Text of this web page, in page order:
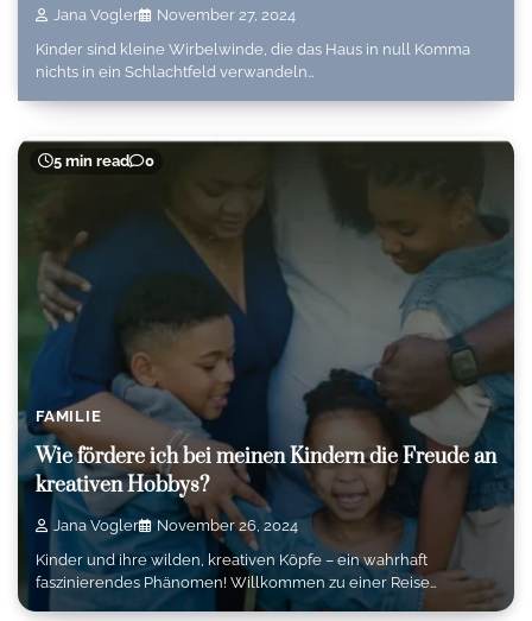
Jana Vogler
November 27, 2024
Kinder sind kleine Wirbelwinde, die das Haus in null Komma
nichts in ein Schlachtfeld verwandeln…
5 min read 0
FAMILIE
Wie fördere ich bei meinen Kindern die Freude an
kreativen Hobbys?
Jana Vogler
November 26, 2024
Kinder und ihre wilden, kreativen Köpfe – ein wahrhaft
faszinierendes Phänomen! Willkommen zu einer Reise…